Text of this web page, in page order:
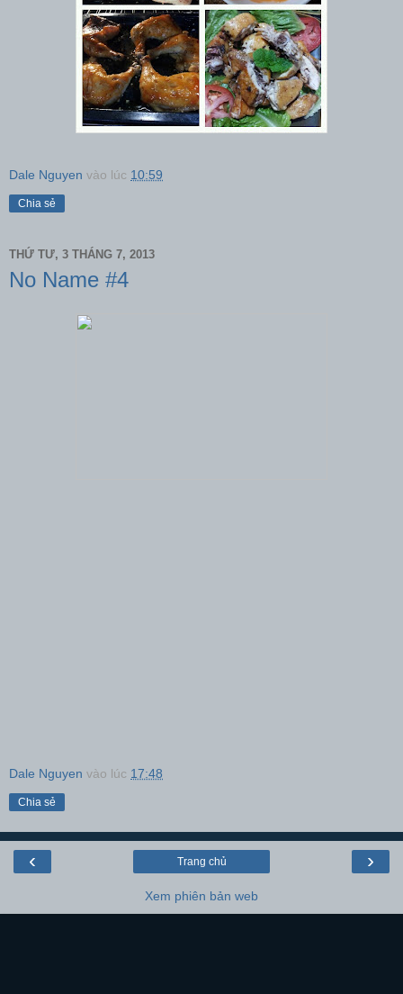
Dale Nguyen vào lúc 10:59
Chia sẻ
THỨ TƯ, 3 THÁNG 7, 2013
No Name #4
Dale Nguyen vào lúc 17:48
Chia sẻ
‹ ›
Trang chủ
Xem phiên bản web